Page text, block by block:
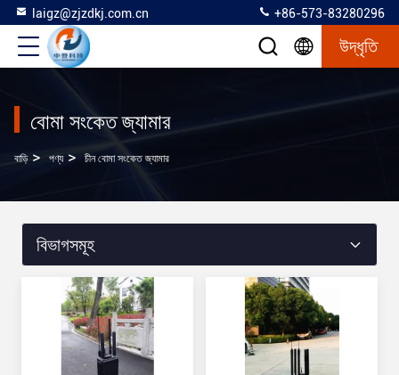
laigz@zjzdkj.com.cn +86-573-83280296
উদ্ধৃতি
বোমা সংকেত জ্যামার
বাড়ি > পণ্য > চীন বোমা সংকেত জ্যামার
বিভাগসমূহ